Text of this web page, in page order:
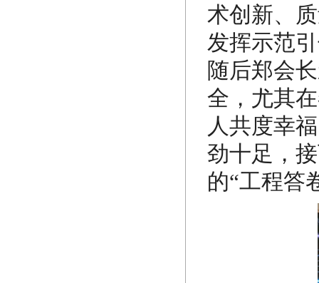
术创新、
发挥示范
随后郑会
全，尤其
人共度幸
劲十足，
的“工程答